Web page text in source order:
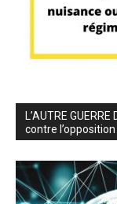
L’AUTRE
contre